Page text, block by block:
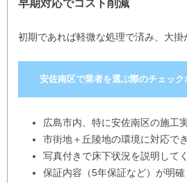
早期対応でコスト削減
初期であれば軽微な処理で済み、大掛
安佐南区で業者を選ぶ際のチェック
広島市内、特に安佐南区の施工
市街地＋丘陵地の環境に対応で
写真付きで床下状況を説明して
保証内容（5年保証など）が明確